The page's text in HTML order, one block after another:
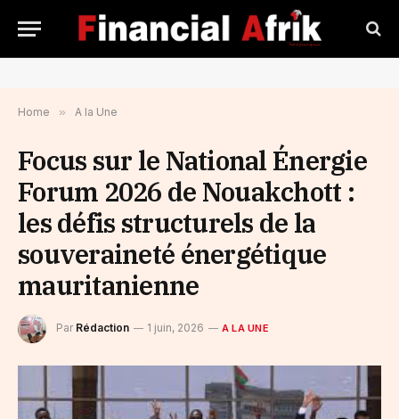
Home » A la Une
Focus sur le National Énergie
Forum 2026 de Nouakchott :
les défis structurels de la
souveraineté énergétique
mauritanienne
Par Rédaction 1 juin, 2026 A LA UNE